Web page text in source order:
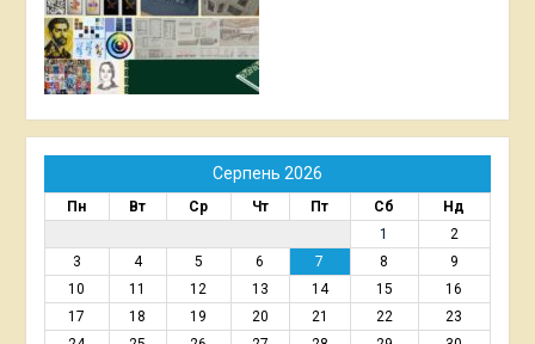
Серпень 2026
Пн Вт Ср Чт Пт Сб
Нд
1
2
3
4 5 6 7 8
9
10
11 12 13 14 15
16
17
18 19 20 21 22
23